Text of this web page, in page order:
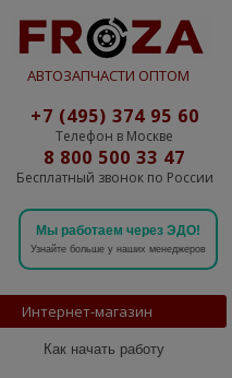
АВТОЗАПЧАСТИ ОПТОМ
+7 (495) 374 95 60
Телефон в Москве
8 800 500 33 47
Бесплатный звонок по России
Мы работаем через ЭДО!
Узнайте больше у наших менеджеров
Интернет-магазин
Как начать работу